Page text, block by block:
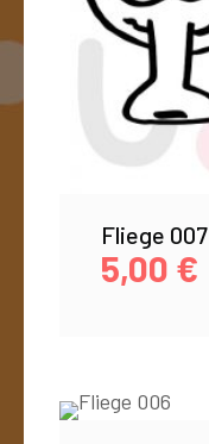
Fliege 007
5,00 €